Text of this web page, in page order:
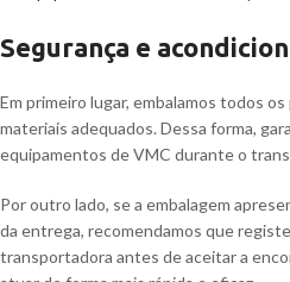
Segurança e
Em primeiro lugar, embalamos todos
materiais adequados. Dessa forma,
equipamentos de VMC durante o
Por outro lado, se a embalagem
da entrega, recomendamos que
transportadora antes de aceitar a